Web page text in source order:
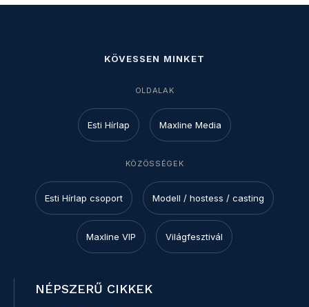
KÖVESSEN MINKET
OLDALAK
Esti Hírlap Maxline Media
KÖZÖSSÉGEK
Esti Hírlap csoport Modell / hostess / casting
Maxline VIP Világfesztivál
NÉPSZERŰ CIKKEK